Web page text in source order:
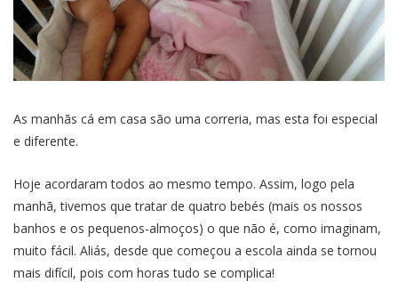
As manhãs cá em casa são uma correria, mas esta foi especial
e diferente.
Hoje acordaram todos ao mesmo tempo. Assim, logo pela
manhã, tivemos que tratar de quatro bebés (mais os nossos
banhos e os pequenos-almoços) o que não é, como imaginam,
muito fácil. Aliás, desde que começou a escola ainda se tornou
mais difícil, pois com horas tudo se complica!